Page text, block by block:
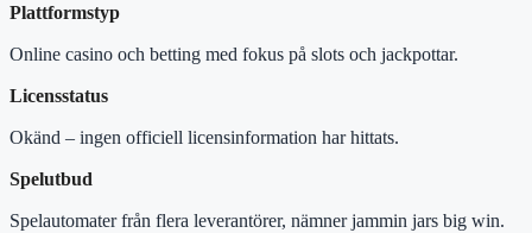
Plattformstyp
Online casino och betting med fokus på slots och jackpottar.
Licensstatus
Okänd – ingen officiell licensinformation har hittats.
Spelutbud
Spelautomater från flera leverantörer, nämner jammin jars big win.